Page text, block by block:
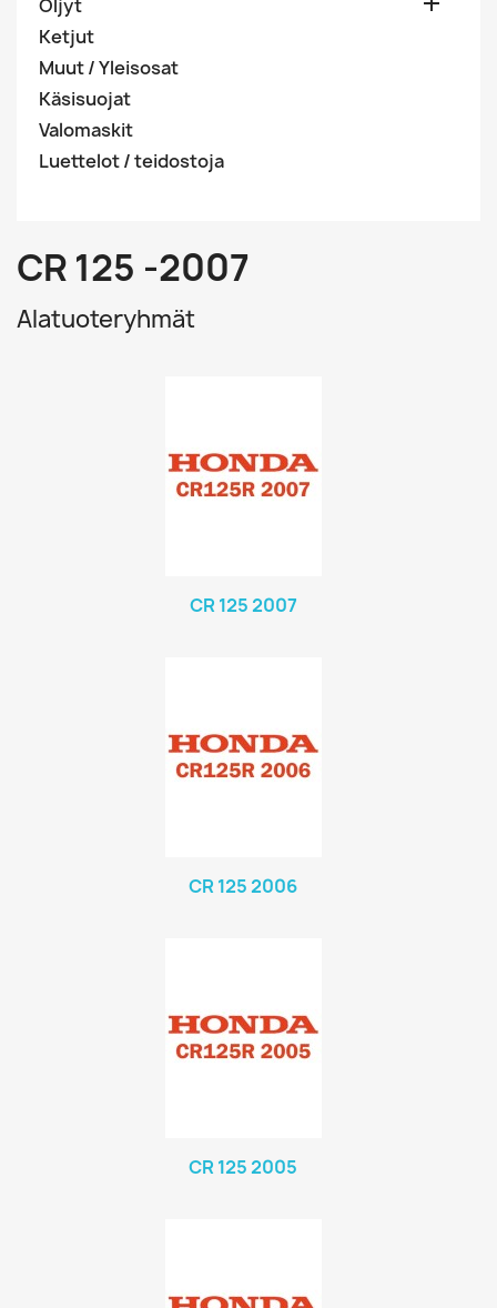
Öljyt
Ketjut
Muut / Yleisosat
Käsisuojat
Valomaskit
Luettelot / teidostoja
CR 125 -2007
Alatuoteryhmät
CR 125 2007
CR 125 2006
CR 125 2005